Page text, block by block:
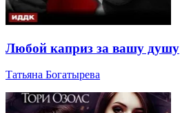
Любой каприз за вашу душу
Татьяна Богатырева